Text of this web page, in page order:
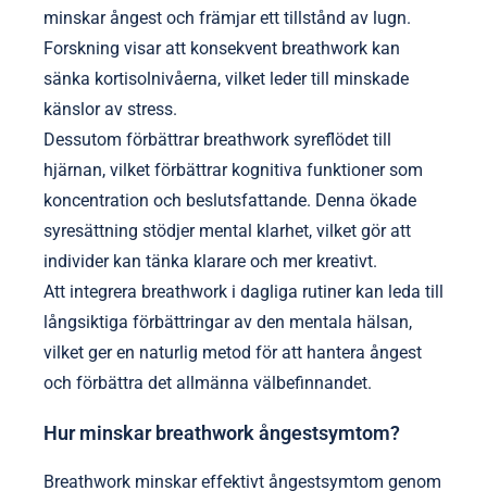
minskar ångest och främjar ett tillstånd av lugn.
Forskning visar att konsekvent breathwork kan
sänka kortisolnivåerna, vilket leder till minskade
känslor av stress.
Dessutom förbättrar breathwork syreflödet till
hjärnan, vilket förbättrar kognitiva funktioner som
koncentration och beslutsfattande. Denna ökade
syresättning stödjer mental klarhet, vilket gör att
individer kan tänka klarare och mer kreativt.
Att integrera breathwork i dagliga rutiner kan leda till
långsiktiga förbättringar av den mentala hälsan,
vilket ger en naturlig metod för att hantera ångest
och förbättra det allmänna välbefinnandet.
Hur minskar breathwork ångestsymtom?
Breathwork minskar effektivt ångestsymtom genom